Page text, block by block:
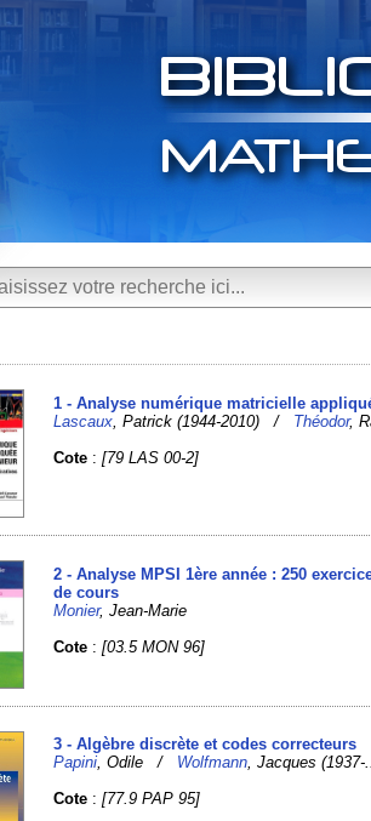
1 - Analyse numérique matricielle
Lascaux , Patrick (1944-2010) / Théodor,
Cote :[79 LAS 00-2]
2 - Analyse MPSI 1ère année : 250
de cours
Monier, Jean-Marie
Cote :[03.5 MON 96]
3 - Algèbre discrète et codes correcteurs
Papini, Odile / Wolfmann, Jacques (1937-
Cote :[77.9 PAP 95]